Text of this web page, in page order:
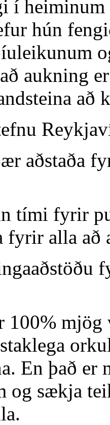
í
hún
aukning
að
aðstaða
tími fyrir
fyrir alla
100%
En það
og sækja